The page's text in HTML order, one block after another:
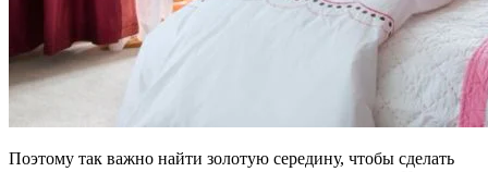
Поэтому так важно найти золотую середину, чтобы сделать